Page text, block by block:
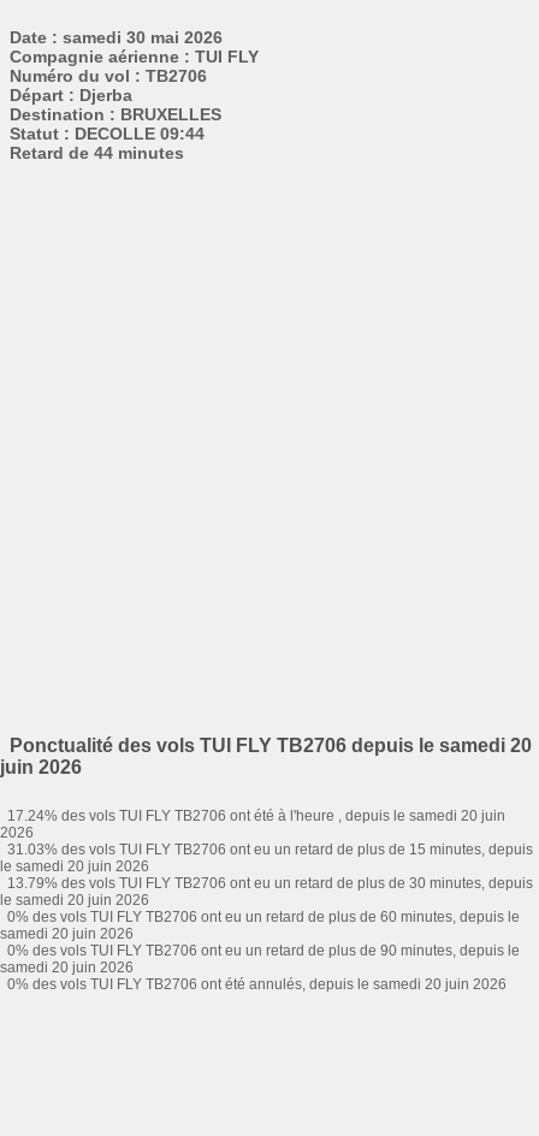
Date : samedi 30 mai 2026
Compagnie aérienne : TUI FLY
Numéro du vol : TB2706
Départ : Djerba
Destination : BRUXELLES
Statut : DECOLLE 09:44
Retard de 44 minutes
Ponctualité des vols TUI FLY TB2706 depuis le samedi 20
juin 2026
17.24% des vols TUI FLY TB2706 ont été à l'heure , depuis le samedi 20 juin
2026
31.03% des vols TUI FLY TB2706 ont eu un retard de plus de 15 minutes, depuis
le samedi 20 juin 2026
13.79% des vols TUI FLY TB2706 ont eu un retard de plus de 30 minutes, depuis
le samedi 20 juin 2026
0% des vols TUI FLY TB2706 ont eu un retard de plus de 60 minutes, depuis le
samedi 20 juin 2026
0% des vols TUI FLY TB2706 ont eu un retard de plus de 90 minutes, depuis le
samedi 20 juin 2026
0% des vols TUI FLY TB2706 ont été annulés, depuis le samedi 20 juin 2026